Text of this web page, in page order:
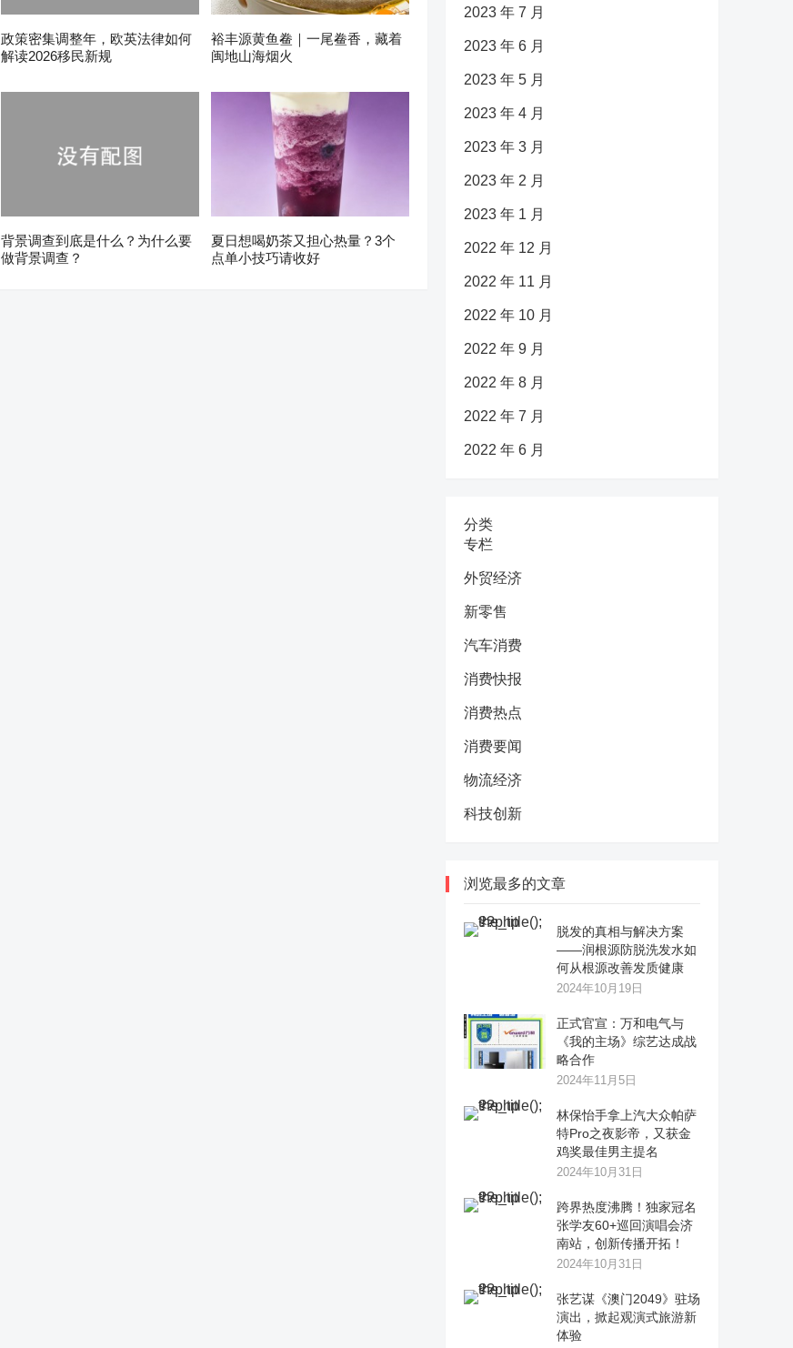
政策密集调整年，欧英法律如何
解读2026移民新规
裕丰源黄鱼鲞｜一尾鲞香，藏着
闽地山海烟火
背景调查到底是什么？为什么要
做背景调查？
夏日想喝奶茶又担心热量？3个
点单小技巧请收好
2023 年 7 月
2023 年 6 月
2023 年 5 月
2023 年 4 月
2023 年 3 月
2023 年 2 月
2023 年 1 月
2022 年 12 月
2022 年 11 月
2022 年 10 月
2022 年 9 月
2022 年 8 月
2022 年 7 月
2022 年 6 月
分类
专栏
外贸经济
新零售
汽车消费
消费快报
消费热点
消费要闻
物流经济
科技创新
浏览最多的文章
脱发的真相与解决方案
——润根源防脱洗发水如
何从根源改善发质健康
2024年10月19日
正式官宣：万和电气与
《我的主场》综艺达成战
略合作
2024年11月5日
林保怡手拿上汽大众帕萨
特Pro之夜影帝，又获金
鸡奖最佳男主提名
2024年10月31日
跨界热度沸腾！独家冠名
张学友60+巡回演唱会济
南站，创新传播开拓！
2024年10月31日
张艺谋《澳门2049》驻场
演出，掀起观演式旅游新
体验